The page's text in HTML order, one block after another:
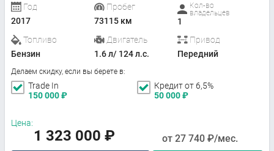
Год
2017
Пробег
73115 км
Кол-во
владельцев
1
Топливо
Бензин
Двигатель
1.6 л/ 124 л.с.
Привод
Передний
Делаем скидку, если вы берете в:
Trade In
150 000₽
Кредит от 6,5%
50 000₽
Цена:
1 323 000 ₽ от 27 740 ₽/мес.